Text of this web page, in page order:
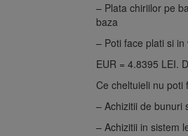
– Plata chiriilor pe
baza
– Poti face plati si in
EUR = 4.8395 LEI.
Ce cheltuieli nu poti
– Achizitii de bunuri
– Achizitii in sistem